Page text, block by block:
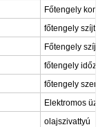
Főtengely
főtengely
Főtengely
főtengely
főtengely
Elektromos
olajszivattyú